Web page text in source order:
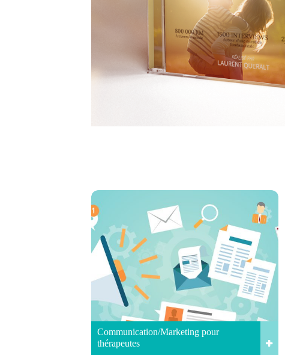
Communication/Marketing pour
thérapeutes